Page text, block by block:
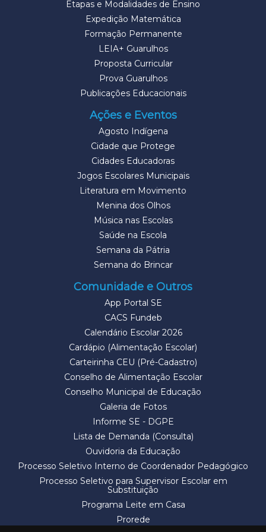
Etapas e Modalidades de Ensino
Expedição Matemática
Formação Permanente
LEIA+ Guarulhos
Proposta Curricular
Prova Guarulhos
Publicações Educacionais
Ações e Eventos
Agosto Indígena
Cidade que Protege
Cidades Educadoras
Jogos Escolares Municipais
Literatura em Movimento
Menina dos Olhos
Música nas Escolas
Saúde na Escola
Semana da Pátria
Semana do Brincar
Comunidade e Outros
App Portal SE
CACS Fundeb
Calendário Escolar 2026
Cardápio (Alimentação Escolar)
Carteirinha CEU (Pré-Cadastro)
Conselho de Alimentação Escolar
Conselho Municipal de Educação
Galeria de Fotos
Informe SE - DGPE
Lista de Demanda (Consulta)
Ouvidoria da Educação
Processo Seletivo Interno de Coordenador Pedagógico
Processo Seletivo para Supervisor Escolar em
Substituição
Programa Leite em Casa
Prorede